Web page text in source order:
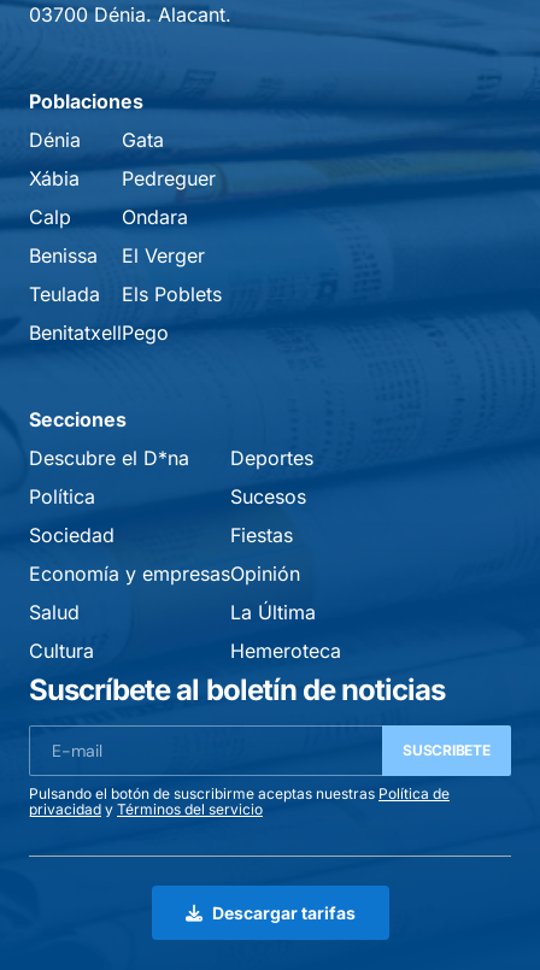
03700 Dénia. Alacant.
Poblaciones
Dénia
Xábia
Calp
Benissa
Teulada
Benitatxell
Gata
Pedreguer
Ondara
El Verger
Els Poblets
Pego
Secciones
Descubre el D*na
Política
Sociedad
Economía y empresas
Salud
Cultura
Deportes
Sucesos
Fiestas
Opinión
La Última
Hemeroteca
Suscríbete al boletín de noticias
SUSCRIBETE
Pulsando el botón de suscribirme aceptas nuestras Política de
privacidad y Términos del servicio
Descargar tarifas